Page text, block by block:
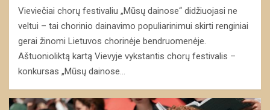
Vieviečiai chorų festivaliu „Mūsų dainose“ didžiuojasi ne
veltui – tai chorinio dainavimo populiarinimui skirti renginiai
gerai žinomi Lietuvos chorinėje bendruomenėje.
Aštuonioliktą kartą Vievyje vykstantis chorų festivalis –
konkursas „Mūsų dainose…